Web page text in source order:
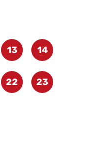
13 14
22 23